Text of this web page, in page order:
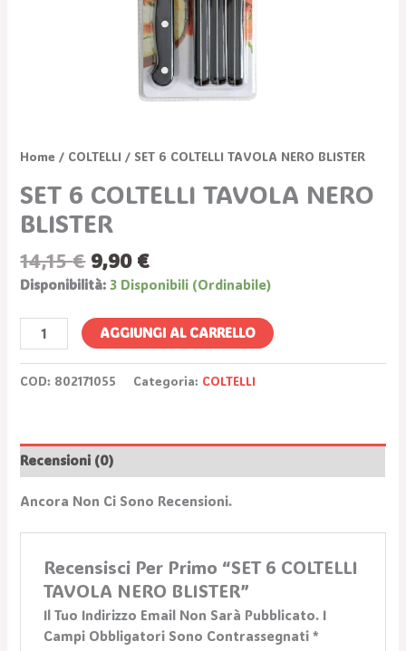
Home / COLTELLI / SET 6 COLTELLI TAVOLA NERO BLISTER
SET 6 COLTELLI TAVOLA NERO
BLISTER
14,15€ 9,90 €
Disponibilità: 3 Disponibili (ordinabile)
AGGIUNGI AL CARRELLO
COD: 802171055 Categoria: COLTELLI
Recensioni (0)
Ancora Non Ci Sono Recensioni.
Recensisci Per Primo “SET 6 COLTELLI
TAVOLA NERO BLISTER”
Il Tuo Indirizzo Email Non Sarà Pubblicato. I
Campi Obbligatori Sono Contrassegnati *